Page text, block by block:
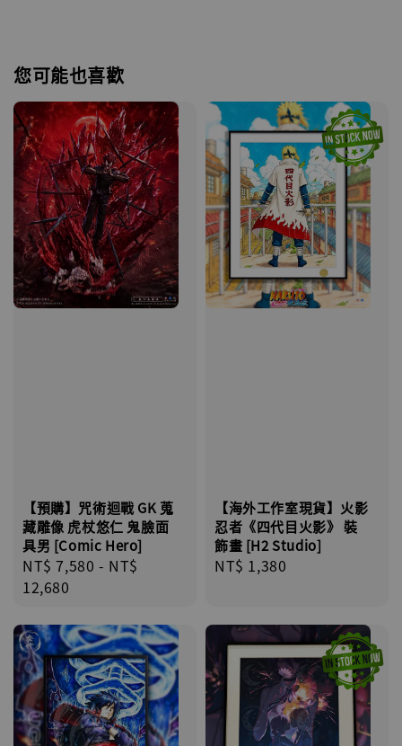
您可能也喜歡
【預購】咒術迴戰 GK 蒐
藏雕像 虎杖悠仁 鬼臉面
具男 [Comic Hero]
Regular
price
NT$ 7,580 - NT$
12,680
【海外工作室現貨】火影
忍者《四代目火影》 裝
飾畫 [H2 Studio]
Regular
NT$ 1,380